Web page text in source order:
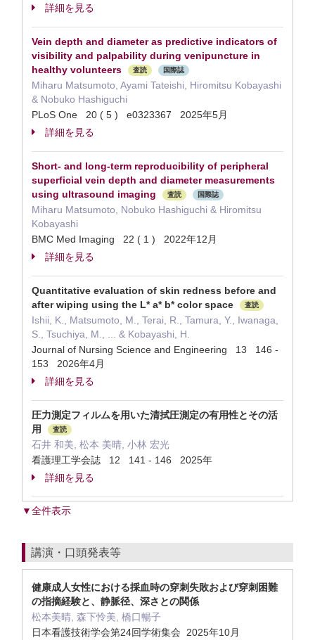
詳細を見る
Vein depth and diameter as predictive indicators of
visibility and palpability during venipuncture in
healthy volunteers
査読 国際誌
Miharu Matsumoto, Ayami Tateishi, Hiromitsu Kobayashi
& Nobuko Hashiguchi
PLoS One 20 ( 5 ) e0323367 2025年5月
詳細を見る
Short- and long-term reproducibility of peripheral
superficial vein depth and diameter measurements
using ultrasound imaging
査読 国際誌
Miharu Matsumoto, Nobuko Hashiguchi & Hiromitsu
Kobayashi
BMC Med Imaging 22 ( 1 ) 2022年12月
詳細を見る
Quantitative evaluation of skin redness before and
after wiping using the L* a* b* color space
査読
Ishii, K., Matsumoto, M., Terai, R., Tamura, Y., Iwanaga,
S., Tsuchiya, M., ... & Kobayashi, H.
Journal of Nursing Science and Engineering 13 146 -
153 2026年4月
詳細を見る
圧力測定フィルムを用いた清拭圧測定の有用性とその活
用
査読
石井 和美, 松本 美晴, 小林 宏光
看護理工学会誌 12 141 - 146 2025年
詳細を見る
▼全件表示
講演・口頭発表等
健康成人女性における採血時の穿刺失敗および穿刺困難
の指摘経験と、静脈径、深さとの関係
松本美晴, 森下怜美, 橋口暢子
日本看護技術学会第24回学術集会 2025年10月